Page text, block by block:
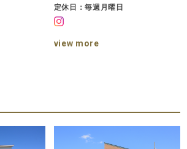
定休日：毎週月曜日
view more